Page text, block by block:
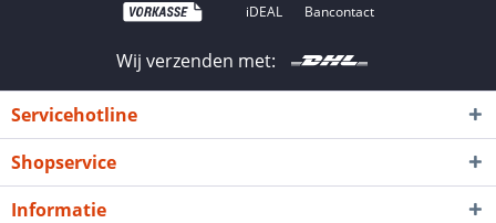
iDEAL Bancontact
Wij verzenden met:
Servicehotline
Shopservice
Informatie